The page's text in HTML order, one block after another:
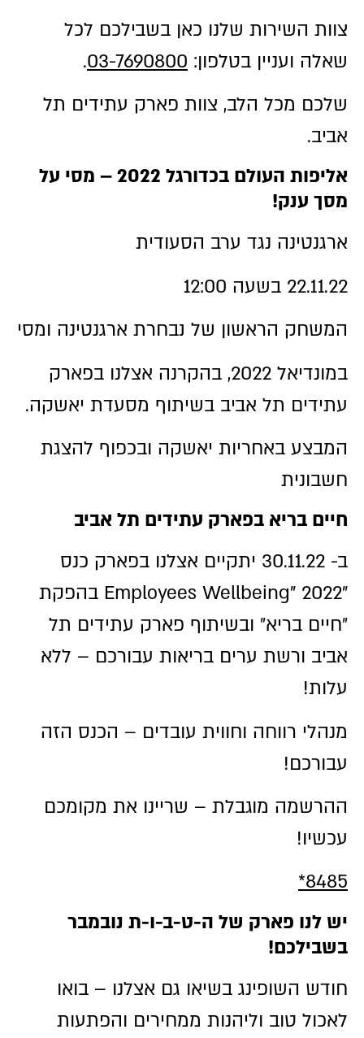
צוות השירות שלנו כאן בשבילכם לכל
שאלה ועניין בטלפון: 03-7690800
.
שלכם מכל הלב, צוות פארק עתידים תל
אביב.
אליפות העולם בכדורגל 2022 – מסי על
מסך ענק!
ארגנטינה נגד ערב הסעודית
22.11.22 בשעה 12:00
המשחק הראשון של נבחרת ארגנטינה ומסי
במונדיאל 2022, בהקרנה אצלנו בפארק
עתידים תל אביב בשיתוף מסעדת יאשקה.
המבצע באחריות יאשקה ובכפוף להצגת
חשבונית
חיים בריא בפארק עתידים תל אביב
ב- 30.11.22 יתקיים אצלנו בפארק כנס
"2022 "Employees Wellbeing בהפקת
״חיים בריא״ ובשיתוף פארק עתידים תל
אביב ורשת ערים בריאות עבורכם – ללא
עלות!
מנהלי רווחה וחווית עובדים – הכנס הזה
עבורכם!
ההרשמה מוגבלת – שריינו את מקומכם
עכשיו!
8485*
יש לנו פארק של ה-ט-ב-ו-ת נובמבר
בשבילכם!
חודש השופינג בשיאו גם אצלנו – בואו
לאכול טוב וליהנות ממחירים והפתעות